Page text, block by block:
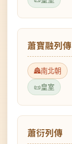
蕭寶融列傳
南北朝
皇室
蕭衍列傳
南北朝